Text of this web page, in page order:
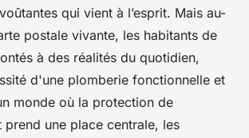
qui vient à l’esprit. Mais au-
postale vivante, les habitants de
à des réalités du quotidien,
d'une plomberie fonctionnelle et
monde où la protection de
prend une place centrale, les